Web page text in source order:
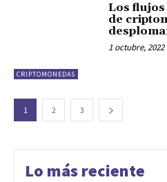
CRIPTOMONEDAS
Los flujos
de
1 octubre, 2022
1 2 3
Lo más reciente